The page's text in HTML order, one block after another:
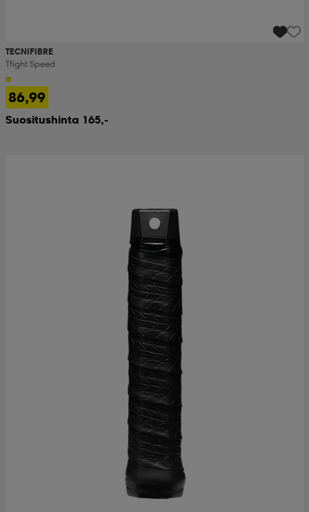
TECNIFIBRE
Tfight Speed
86,99
Suositushinta 165,-